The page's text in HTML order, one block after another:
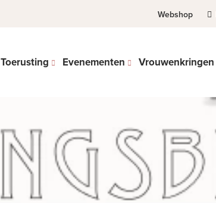
Webshop
Toerusting Evenementen Vrouwenkringen